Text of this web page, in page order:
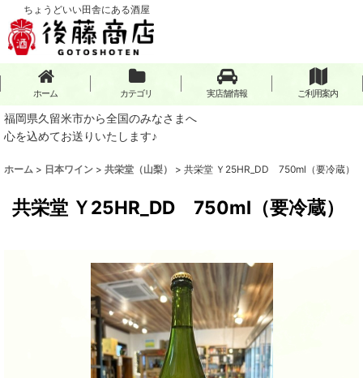
ちょうどいい田舎にある酒屋
ホーム カテゴリ 実店舗情報 ご利用案内
福岡県久留米市から全国のみなさまへ
心を込めてお送りいたします♪
ホーム > 日本ワイン > 共栄堂（山梨） > 共栄堂 Ｙ25HR_DD 750ml（要冷蔵）
共栄堂 Ｙ25HR_DD 750ml（要冷蔵）